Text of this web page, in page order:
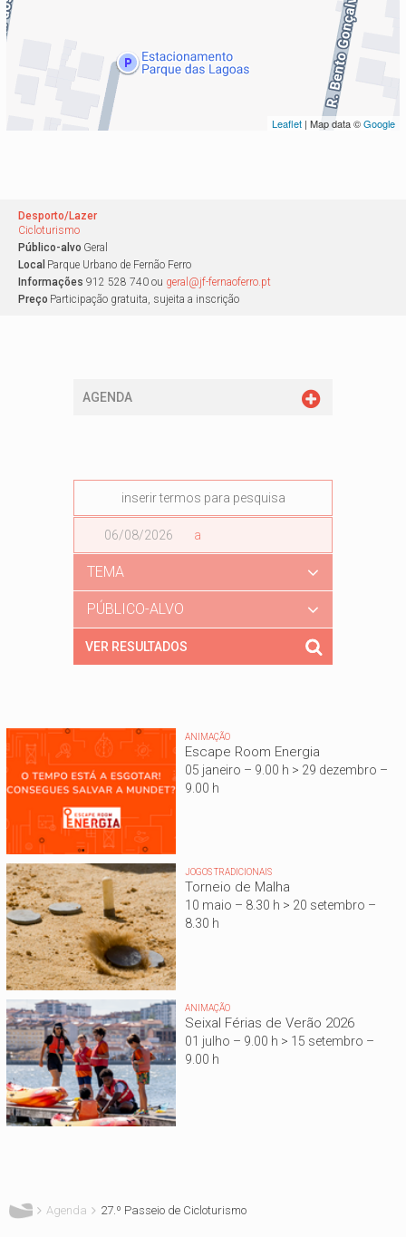
Leaflet | Map data ©Google
Desporto/Lazer
Cicloturismo
Público-alvo Geral
Local Parque Urbano de Fernão Ferro
Informações 912 528 740 ou geral@jf-fernaoferro.pt
Preço Participação gratuita, sujeita a inscrição
AGENDA
a
Data
TEMA
PÚBLICO-ALVO
ANIMAÇÃO
Escape Room Energia
05 janeiro – 9.00 h > 29 dezembro –
9.00 h
JOGOS TRADICIONAIS
Torneio de Malha
10 maio – 8.30 h > 20 setembro –
8.30 h
ANIMAÇÃO
Seixal Férias de Verão 2026
01 julho – 9.00 h > 15 setembro –
9.00 h
Agenda 27.º Passeio de Cicloturismo